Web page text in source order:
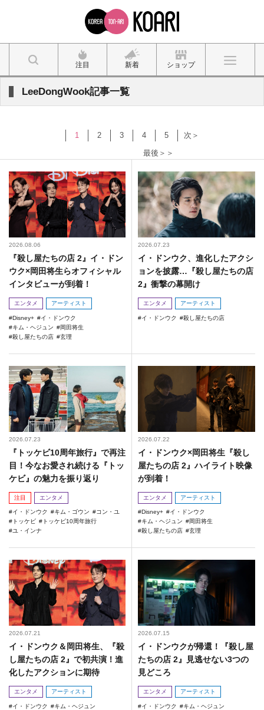
注目 新着 ショップ
LeeDongWook記事一覧
1 2 3 4 5
次＞
最後＞＞
2026.08.06
『殺し屋たちの店 2』イ・ドン
ウク×岡田将生らオフィシャル
インタビューが到着！
エンタメ アーティスト
Disney+
イ・ドンウク
キム・ヘジュン
岡田将生
殺し屋たちの店
玄理
2026.07.23
イ・ドンウク、進化したアクシ
ョンを披露…『殺し屋たちの店
2』衝撃の幕開け
エンタメ アーティスト
イ・ドンウク 殺し屋たちの店
2026.07.23
『トッケビ10周年旅行』で再注
目！今なお愛され続ける『トッ
ケビ』の魅力を振り返り
注目 エンタメ
イ・ドンウク キム・ゴウン
コン・ユ
トッケビ
トッケビ10周年旅行
ユ・インナ
2026.07.22
イ・ドンウク×岡田将生『殺し
屋たちの店 2』ハイライト映像
が到着！
エンタメ アーティスト
Disney+
イ・ドンウク
キム・ヘジュン
岡田将生
殺し屋たちの店
玄理
2026.07.21
イ・ドンウク＆岡田将生、『殺
し屋たちの店 2』で初共演！進
化したアクションに期待
エンタメ アーティスト
イ・ドンウク
キム・ヘジュン
2026.07.15
イ・ドンウクが帰還！『殺し屋
たちの店 2』見逃せない3つの
見どころ
エンタメ アーティスト
イ・ドンウク
キム・ヘジュン